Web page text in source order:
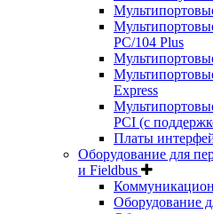
PC/104 Plus
Express
PCI (с
Платы
Оборудование для
и Fieldbus
Оборудование